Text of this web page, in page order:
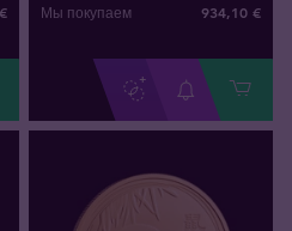
€ Мы покупаем 934,10 €